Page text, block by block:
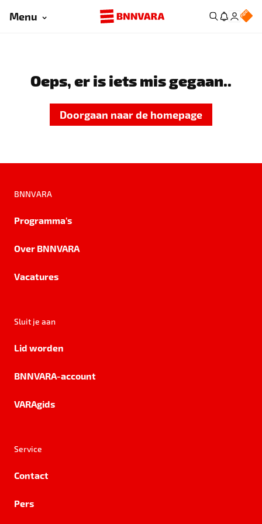
Menu
Oeps, er is iets mis gegaan..
Doorgaan naar de homepage
BNNVARA
Programma's
Over BNNVARA
Vacatures
Sluit je aan
Lid worden
BNNVARA-account
VARAgids
Service
Contact
Pers